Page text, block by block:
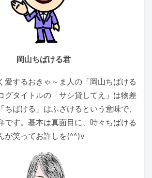
岡山ちばける君
愛するおきゃ～ま人の「岡山ちばける
グタイトルの「サシ貸してえ」は物差
ちばける」はふざけるという意味で、
です。基本は真面目に、時々ちばける
が笑ってお許しを(^^)v